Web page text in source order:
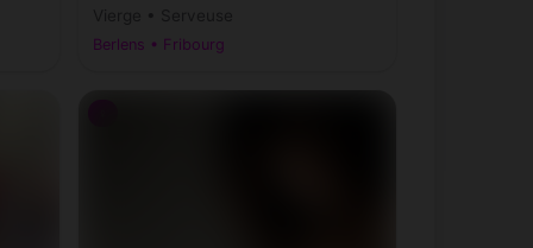
Berlens • Fribourg